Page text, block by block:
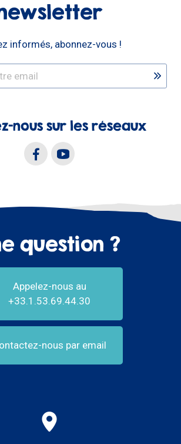
informés, abonnez-vous !
nous sur les réseaux
question ?
Appelez-nous au
+33.1.53.69.44.30
nous par email